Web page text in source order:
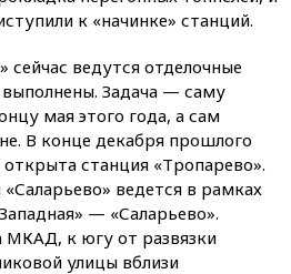
к «начинке» станций.
ведутся отделочные
Задача — саму
мая этого года, а сам
В конце декабря прошлого
станция «Тропарево».
ведется в рамках
— «Саларьево».
МКАД, к югу от развязки
улицы вблизи